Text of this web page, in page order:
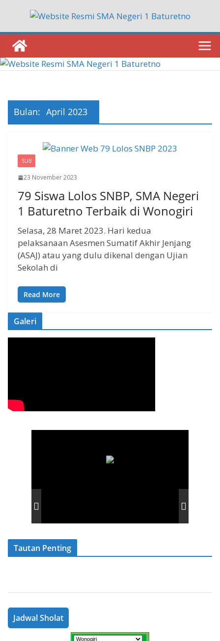
content
Bulan: April 2023
SUB
23 November 2023
79 Siswa Lolos SNBP, SMA Negeri
1 Baturetno Terbaik di Wonogiri
Selasa, 28 Maret 2023. Hari kedua
pelaksanaan Asesmen Sumatif Akhir Jenjang
(ASAJ) atau yang dulu dikenal dengan Ujian
Sekolah di
Read More
Galeri
Tautan Penting
Jadwal Sholat